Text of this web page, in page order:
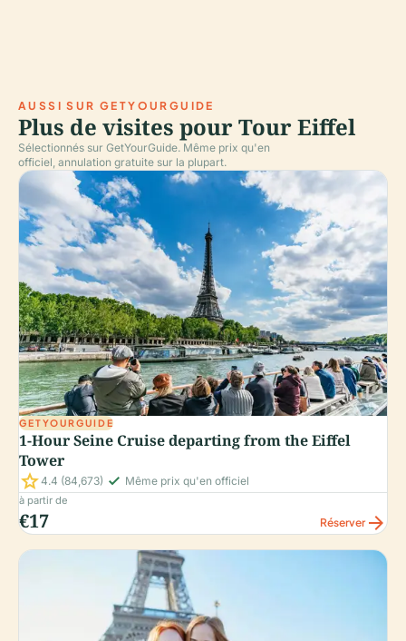
AUSSI SUR GETYOURGUIDE
Plus de visites pour Tour Eiffel
Sélectionnés sur GetYourGuide. Même prix qu'en
officiel, annulation gratuite sur la plupart.
GETYOURGUIDE
1-Hour Seine Cruise departing from the Eiffel
Tower
star4.4 (84,673) check_small Même prix qu'en officiel
à partir de
€17 Réserverarrow_forward